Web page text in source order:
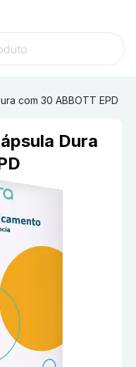
com 30 ABBOTT EPD
Dura